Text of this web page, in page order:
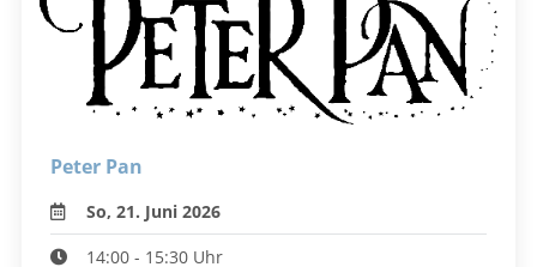
Peter Pan
So, 21. Juni 2026
14:00 - 15:30 Uhr